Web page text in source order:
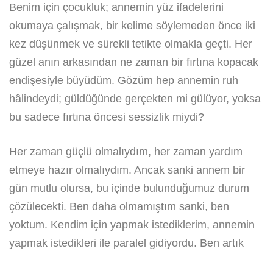
Benim için çocukluk; annemin yüz ifadelerini
okumaya çalışmak, bir kelime söylemeden önce iki
kez düşünmek ve sürekli tetikte olmakla geçti. Her
güzel anın arkasından ne zaman bir fırtına kopacak
endişesiyle büyüdüm. Gözüm hep annemin ruh
hâlindeydi; güldüğünde gerçekten mi gülüyor, yoksa
bu sadece fırtına öncesi sessizlik miydi?
Her zaman güçlü olmalıydım, her zaman yardım
etmeye hazır olmalıydım. Ancak sanki annem bir
gün mutlu olursa, bu içinde bulunduğumuz durum
çözülecekti. Ben daha olmamıştım sanki, ben
yoktum. Kendim için yapmak istediklerim, annemin
yapmak istedikleri ile paralel gidiyordu. Ben artık